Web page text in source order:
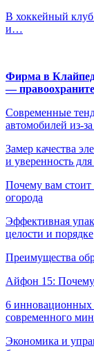
В хоккейный
и…
Фирма в
—
Современные
автомобилей из-
Замер качества
и уверенность для
Почему вам стоит
огорода
Эффективная
целости и порядке
Преимущества
Айфон 15: Почему
6 инновационных
современного
Экономика и